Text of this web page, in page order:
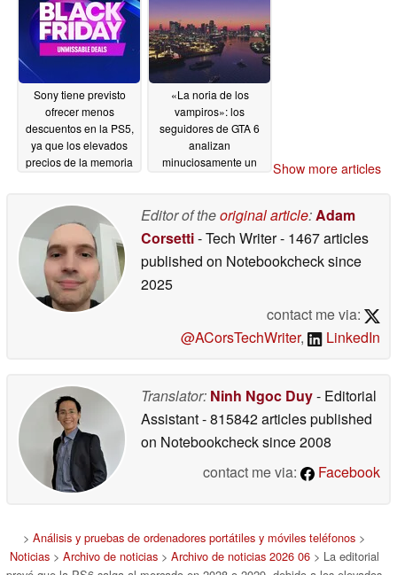
segunda mitad de
2026, advierte Jefferies
Equity Research
Sony tiene previsto
ofrecer menos
descuentos en la PS5,
ya que los elevados
precios de la memoria
consola
06/20/2026
«La noria de los
vampiros»: los
seguidores de GTA 6
analizan
minuciosamente un
06/20/2026
Show more articles
Editor of theoriginal article:Adam
Corsetti- Tech Writer- 1467 articles
published on Notebookchecksince
2025
contact me via:
@ACorsTechWriter, LinkedIn
Translator: Ninh Ngoc Duy- Editorial
Assistant- 815842 articles published
on Notebookchecksince 2008
contact me via:
Facebook
> Análisis y pruebas de ordenadores portátiles y móviles teléfonos >
Noticias> Archivo de noticias> Archivo de noticias 2026 06> La editorial